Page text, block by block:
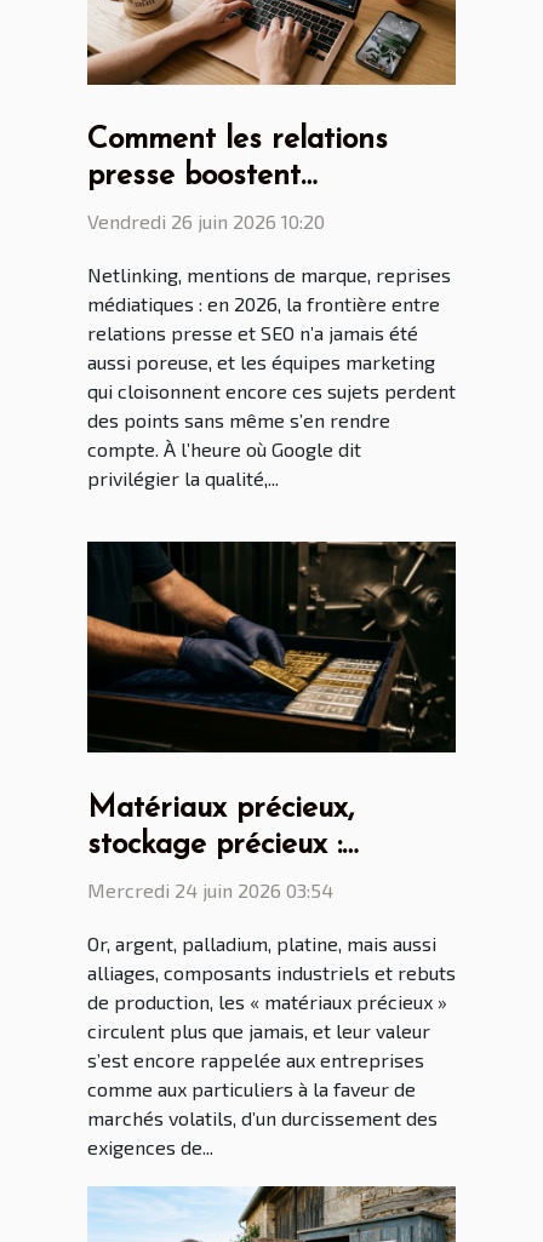
Comment les relations
presse boostent
indirectement votre seo via
Vendredi 26 juin 2026 10:20
Netlinking, mentions de marque, reprises
médiatiques : en 2026, la frontière entre
relations presse et SEO n’a jamais été
aussi poreuse, et les équipes marketing
qui cloisonnent encore ces sujets perdent
des points sans même s’en rendre
compte. À l’heure où Google dit
privilégier la qualité,...
Matériaux précieux,
stockage précieux :
comment éviter pertes et
Mercredi 24 juin 2026 03:54
Or, argent, palladium, platine, mais aussi
alliages, composants industriels et rebuts
de production, les « matériaux précieux »
circulent plus que jamais, et leur valeur
s’est encore rappelée aux entreprises
comme aux particuliers à la faveur de
marchés volatils, d’un durcissement des
exigences de...